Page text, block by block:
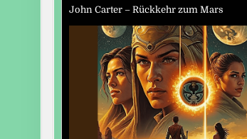
John Carter – Rückkehr zum Mars